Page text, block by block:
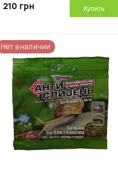
210 грн Купить
Нет в наличии